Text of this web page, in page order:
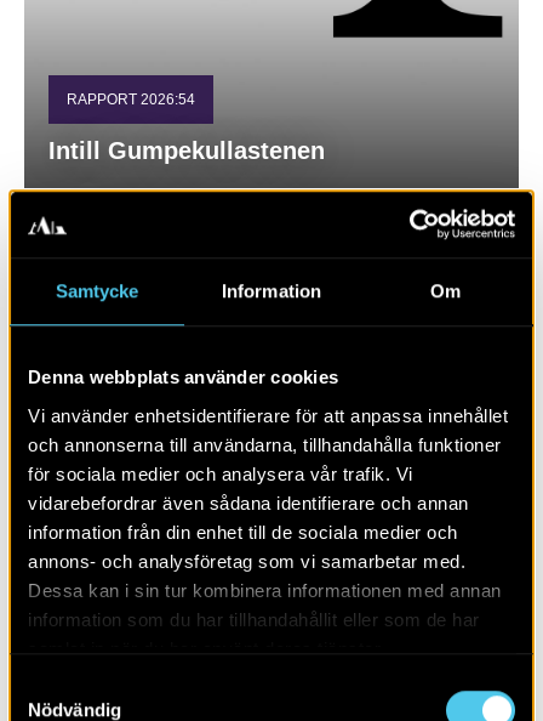
Samtycke Information Om
Denna webbplats använder cookies
Vi använder enhetsidentifierare för att anpassa innehållet
och annonserna till användarna, tillhandahålla funktioner
för sociala medier och analysera vår trafik. Vi
vidarebefordrar även sådana identifierare och annan
information från din enhet till de sociala medier och
annons- och analysföretag som vi samarbetar med.
Dessa kan i sin tur kombinera informationen med annan
information som du har tillhandahållit eller som de har
Nödvändig
RAPPORT 2026:54
Intill Gumpekullastenen
RAPPORT 2026:49
En malmgård med trädgård